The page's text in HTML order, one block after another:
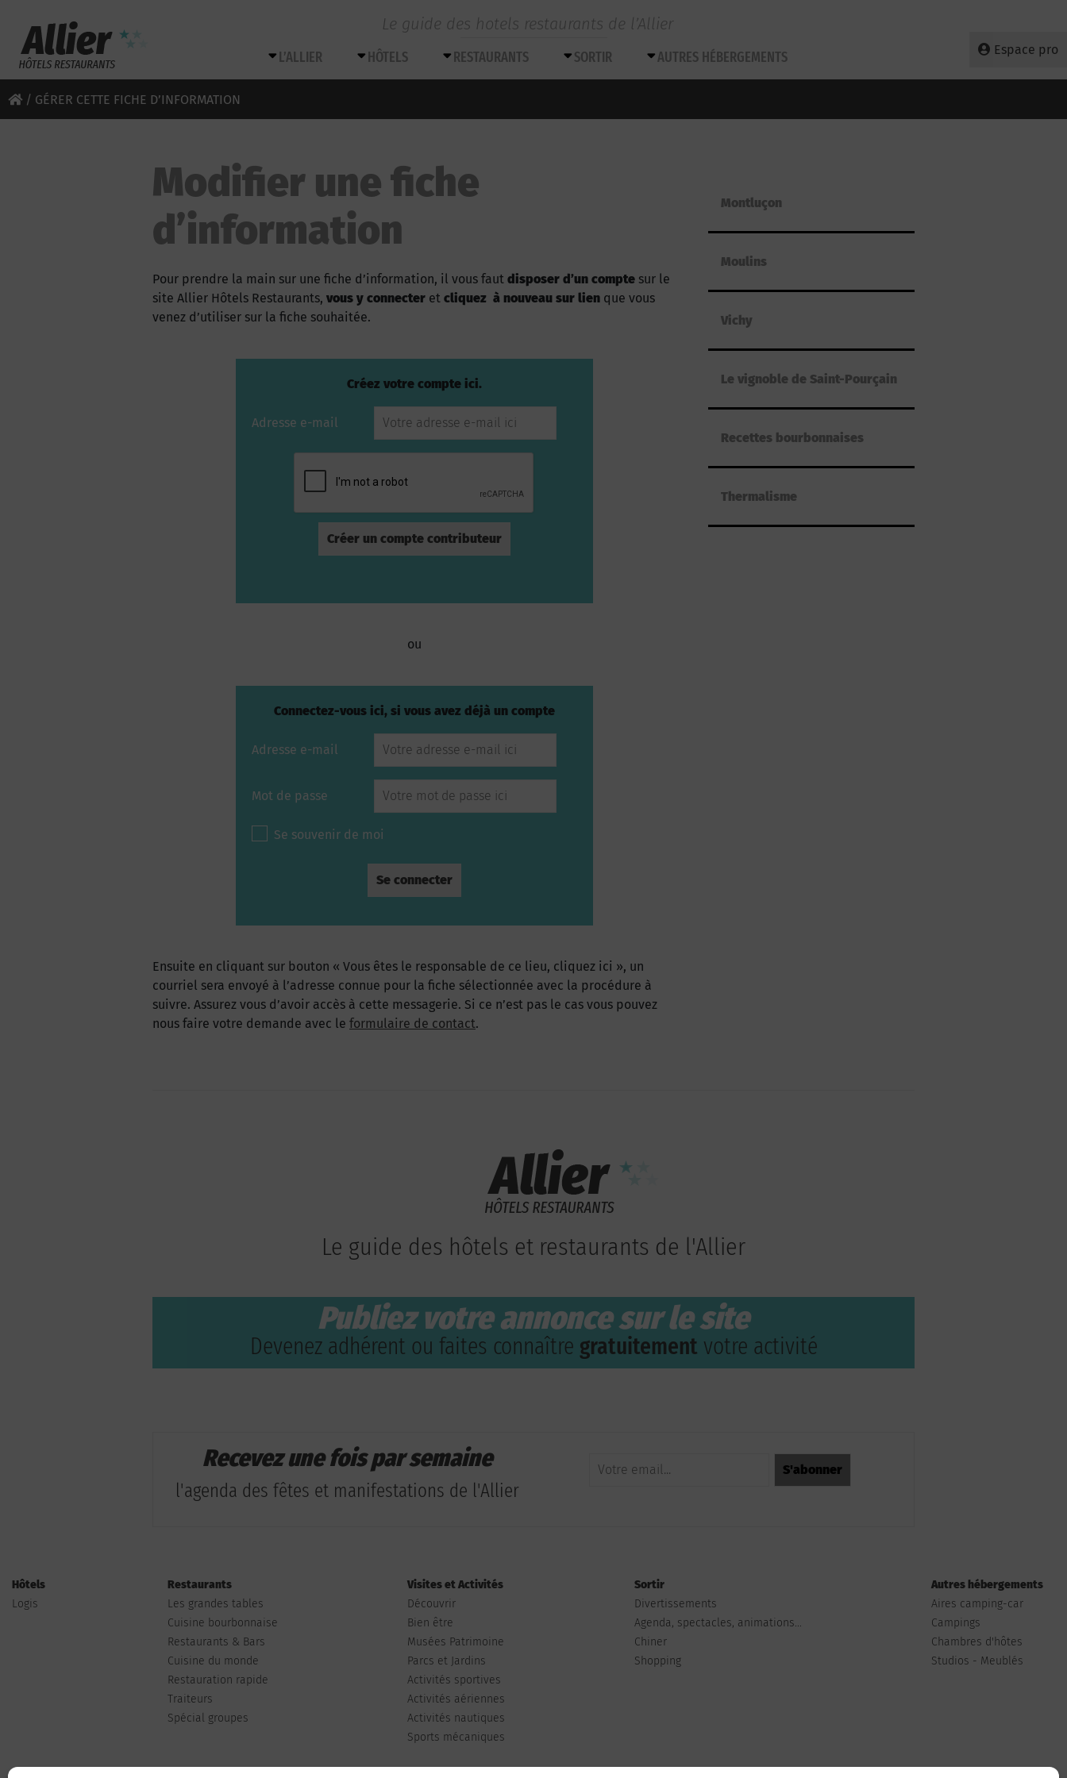
Le guide des hotels restaurants de l’Allier
Espace pro
L’ALLIER HÔTELS RESTAURANTS SORTIR AUTRES HÉBERGEMENTS
/ GÉRER CETTE FICHE D’INFORMATION
Modifier une fiche
d’information
Pour prendre la main sur une fiche d’information, il vous faut disposer d’un compte sur le
site Allier Hôtels Restaurants, vous y connecter et cliquez à nouveau sur lien que vous
venez d’utiliser sur la fiche souhaitée.
Créez votre compte ici.
Adresse e-mail
ou
Connectez-vous ici, si vous avez déjà un compte
Adresse e-mail
Mot de passe
Se souvenir de moi
Ensuite en cliquant sur bouton « Vous êtes le responsable de ce lieu, cliquez ici », un
courriel sera envoyé à l’adresse connue pour la fiche sélectionnée avec la procédure à
suivre. Assurez vous d’avoir accès à cette messagerie. Si ce n’est pas le cas vous pouvez
nous faire votre demande avec le formulaire de contact.
Montluçon
Moulins
Vichy
Le vignoble de Saint-Pourçain
Recettes bourbonnaises
Thermalisme
Le guide des hôtels et restaurants de l'Allier
Publiez votre annonce sur le site
Devenez adhérent ou faites connaître gratuitement votre activité
Recevez une fois par semaine
l'agenda des fêtes et manifestations de l'Allier
Hôtels
Logis
Restaurants
Les grandes tables
Cuisine bourbonnaise
Restaurants & Bars
Cuisine du monde
Restauration rapide
Traiteurs
Spécial groupes
Visites et Activités
Découvrir
Bien être
Musées Patrimoine
Parcs et Jardins
Activités sportives
Activités aériennes
Activités nautiques
Sports mécaniques
Sortir
Divertissements
Agenda, spectacles, animations...
Chiner
Shopping
Autres hébergements
Aires camping-car
Campings
Chambres d'hôtes
Studios - Meublés